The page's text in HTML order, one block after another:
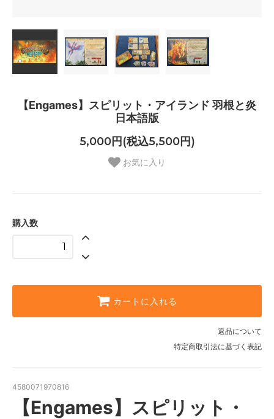
【Engames】スピリット・アイランド 羽根と炎
日本語版
5,000円(税込5,500円)
お気に入り
購入数
カートに入れる
返品について
特定商取引法に基づく表記
4580071970816
【Engames】スピリット・